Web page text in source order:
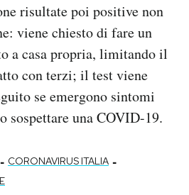
risultate poi positive non
viene chiesto di fare un
a casa propria, limitando il
con terzi; il test viene
se emergono sintomi
sospettare una COVID-19.
- CORONAVIRUS ITALIA -